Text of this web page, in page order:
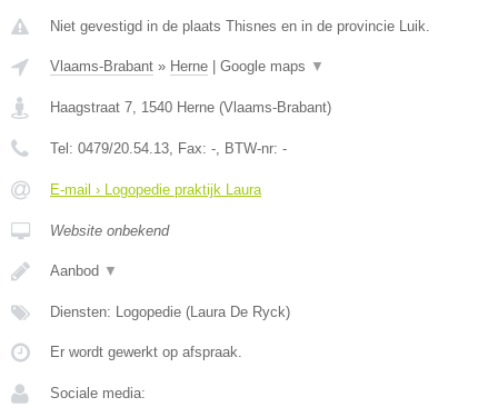
Niet gevestigd in de plaats Thisnes en in de provincie Luik.
Vlaams-Brabant » Herne Google maps ▼
Haagstraat 7 1540 Herne (Vlaams-Brabant)
Tel: 0479/20.54.13 , Fax: - , BTW-nr: -
E-mail › Logopedie praktijk Laura
Website onbekend
Aanbod ▼
Diensten: Logopedie (Laura De Ryck)
Er wordt gewerkt op afspraak.
Sociale media: